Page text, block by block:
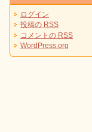
ログイン
投稿の RSS
コメントの RSS
WordPress.org